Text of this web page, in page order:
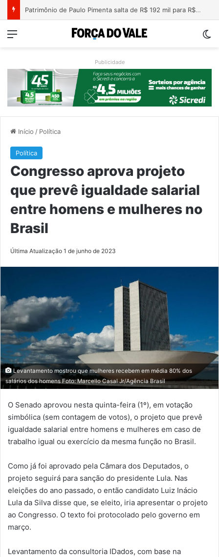
Nova lei endurece penas para crimes sexuais online contra crianças e adolescentes
Menu
Publicidade
Início / Política
Política
Congresso aprova projeto
que prevê igualdade salarial
entre homens e mulheres no
Brasil
Última Atualização 1 de junho de 2023
Levantamento mostrou que mulheres recebem em média 80% dos
salários dos homens Foto: Marcello Casal Jr/Agência Brasil
O Senado aprovou nesta quinta-feira (1º), em votação
simbólica (sem contagem de votos), o projeto que prevê
igualdade salarial entre homens e mulheres em caso de
trabalho igual ou exercício da mesma função no Brasil.
Como já foi aprovado pela Câmara dos Deputados, o
projeto seguirá para sanção do presidente Lula. Nas
eleições do ano passado, o então candidato Luiz Inácio
Lula da Silva disse que, se eleito, iria apresentar o projeto
ao Congresso. O texto foi protocolado pelo governo em
março.
Levantamento da consultoria IDados, com base na